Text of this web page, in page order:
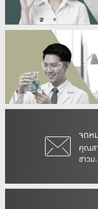
จดห
คุณส
ชาว